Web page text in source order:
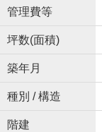
管理費等
坪数(面積)
築年月
種別 / 構造
階建